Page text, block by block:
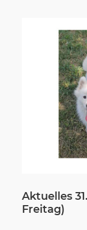
Aktuelles
Freitag)